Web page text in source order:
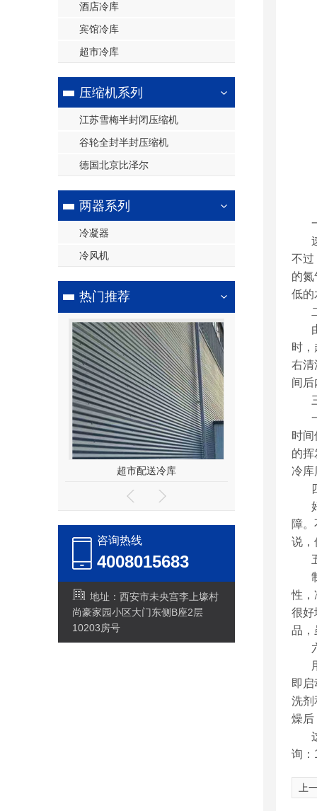
酒店冷库
宾馆冷库
超市冷库
压缩机系列
江苏雪梅半封闭压缩机
谷轮全封半封压缩机
德国北京比泽尔
两器系列
冷凝器
冷风机
热门推荐
食品冷冻库 蔬菜
咨询热线
4008015683
地址：西安市未央宫李上壕村
尚豪家园小区大门东侧B座2层
10203房号
不过
的
低的
时
右清
间
时
的
冷库
障
说，
性，
很好
品，
即
洗剂
燥后
询：
上